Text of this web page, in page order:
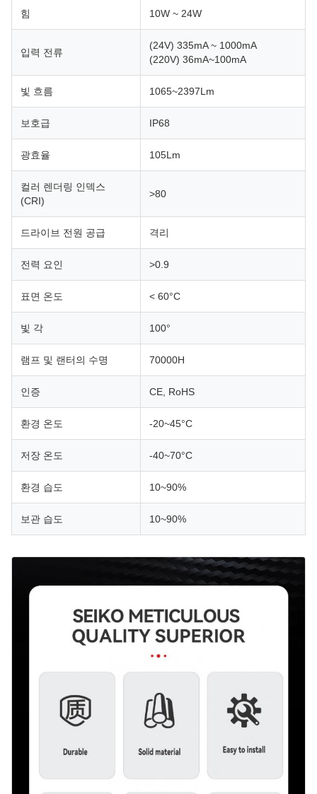
힘 10W ~ 24W
입력 전류
(24V) 335mA ~ 1000mA
(220V) 36mA~100mA
빛 흐름 1065~2397Lm
보호급 IP68
광효율 105Lm
컬러 렌더링 인덱스
(CRI)
>80
드라이브 전원 공급 격리
전력 요인 >0.9
표면 온도 < 60°C
빛 각 100°
램프 및 랜터의 수명 70000H
인증 CE, RoHS
환경 온도 -20~45°C
저장 온도 -40~70°C
환경 습도 10~90%
보관 습도 10~90%